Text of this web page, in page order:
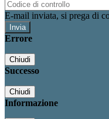
E-mail inviata, si prega di
Errore
Chiudi
Successo
Chiudi
Informazione